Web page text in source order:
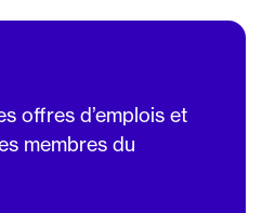
offres d’emplois et
membres du